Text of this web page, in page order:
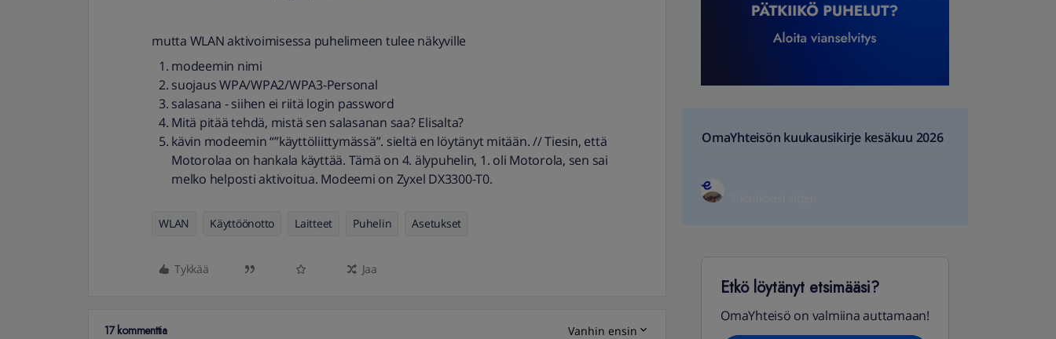
mutta WLAN aktivoimisessa puhelimeen tulee näkyville
modeemin nimi
suojaus WPA/WPA2/WPA3-Personal
salasana - siihen ei riitä login password
Mitä pitää tehdä, mistä sen salasanan saa? Elisalta?
kävin modeemin “”käyttöliittymässä”. sieltä en löytänyt mitään. // Tiesin, että
Motorolaa on hankala käyttää. Tämä on 4. älypuhelin, 1. oli Motorola, sen sai
melko helposti aktivoitua. Modeemi on Zyxel DX3300-T0.
WLAN Käyttöönotto Laitteet Puhelin Asetukset
Tykkää Jaa
17 kommenttia Vanhin ensin
OmaYhteisön kuukausikirje kesäkuu 2026
Etkö löytänyt etsimääsi?
OmaYhteisö on valmiina auttamaan!